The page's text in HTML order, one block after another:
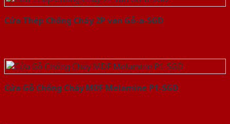
Cửa Thép Chống Cháy 2P van Gỗ-a-SGD
Cửa Gỗ Chống Cháy MDF Melamine P1-SGD